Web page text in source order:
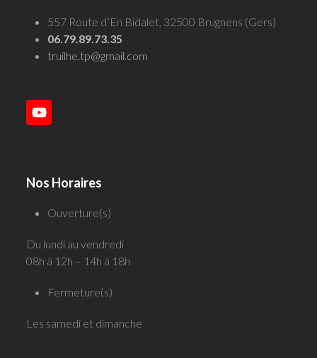
557 Route d’En Bidalet, 32500 Brugnens (Gers)
06.79.89.73.35
truilhe.tp@gmail.com
YouTube
Nos Horaires
Ouverture(s)
Du lundi au vendredi
08h à 12h – 14h à 18h
Fermeture(s)
Les samedi et dimanche